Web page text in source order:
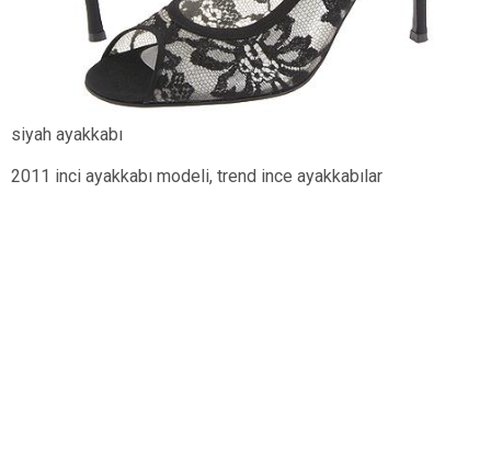
siyah ayakkabı
2011 inci ayakkabı modeli, trend ince ayakkabılar